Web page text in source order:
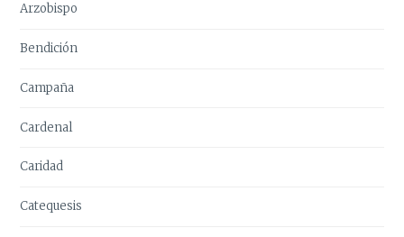
Arzobispo
Bendición
Campaña
Cardenal
Caridad
Catequesis